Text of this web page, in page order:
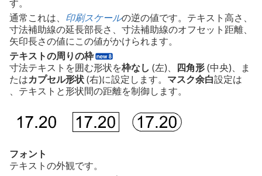
す。
通常これは、 印刷スケールの逆の値です。テキスト高さ、
寸法補助線の延長部長さ、寸法補助線のオフセット距離、
矢印長さの値にこの値がかけられます。
テキストの周りの枠
寸法テキストを囲む形状を枠なし (左)、 四角形(中央)、ま
たはカプセル形状(右)に設定します。 マスク余白設定は
、テキストと形状間の距離を制御します。
フォント
テキストの外観です。